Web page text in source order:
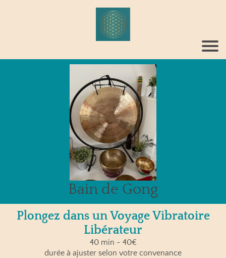
Bain de Gong
Plongez dans un Voyage Vibratoire
Libérateur
40 min - 40€
durée à ajuster selon votre convenance